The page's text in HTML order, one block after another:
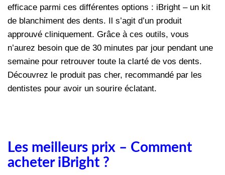
efficace parmi ces différentes options : iBright – un kit
de blanchiment des dents. Il s’agit d’un produit
approuvé cliniquement. Grâce à ces outils, vous
n’aurez besoin que de 30 minutes par jour pendant une
semaine pour retrouver toute la clarté de vos dents.
Découvrez le produit pas cher, recommandé par les
dentistes pour avoir un sourire éclatant.
Les meilleurs prix – Comment
acheter iBright ?